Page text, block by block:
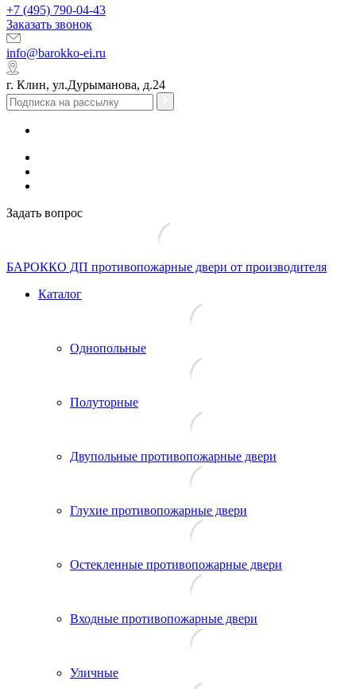
+7 (495) 790-04-43
Заказать звонок
info@barokko-ei.ru
г. Клин, ул.Дурыманова, д.24
Задать вопрос
БАРОККО ДП противопожарные двери от производителя
Каталог
Однопольные
Полуторные
Двупольные противопожарные двери
Глухие противопожарные двери
Остекленные противопожарные двери
Входные противопожарные двери
Уличные